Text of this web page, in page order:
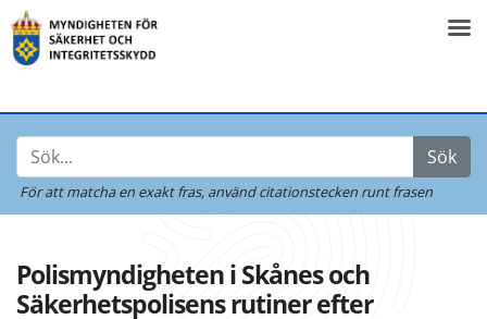
Sök
För att matcha en exakt fras, använd citationstecken runt frasen
Polismyndigheten i Skånes och
Säkerhetspolisens rutiner efter